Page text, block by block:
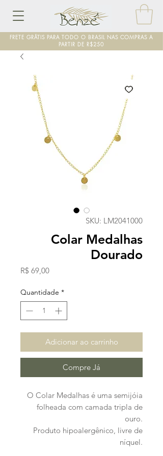
FRETE GRÁTIS PARA TODO O BRASIL NAS COMPRAS A
PARTIR DE R$250
SKU: LM2041000
Colar Medalhas
Dourado
R$ 69,00Preço
Quantidade *
Adicionar ao carrinho
Compre Já
O Colar Medalhas é uma semijóia
folheada com camada tripla de
ouro.
Produto hipoalergênico, livre de
níquel.